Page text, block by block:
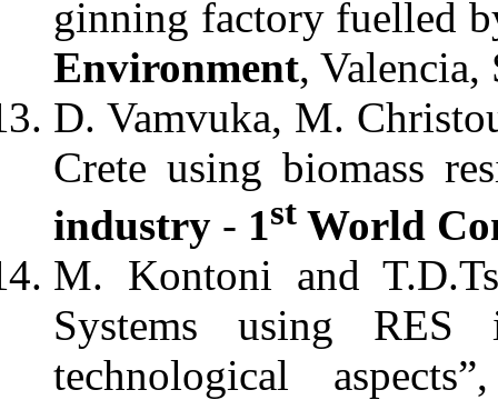
ginning factory fuelled
Environment,
D. Vamvuka, M.
Crete using biomass
industry - 1st World
M. Kontoni and
Systems using RES
technological